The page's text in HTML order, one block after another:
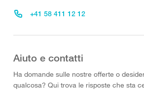
+41 58 411 12 12
Aiuto e contatti
Ha domande sulle nostre offerte o
qualcosa? Qui trova le risposte che sta